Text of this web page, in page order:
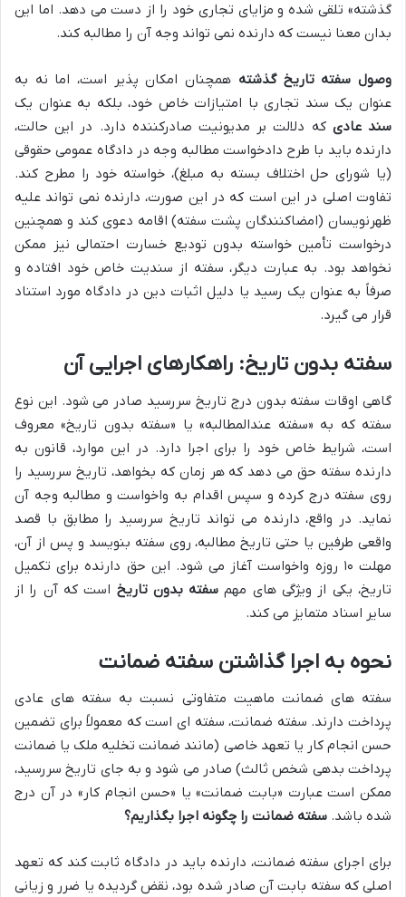
گذشته» تلقی شده و مزایای تجاری خود را از دست می دهد. اما این
بدان معنا نیست که دارنده نمی تواند وجه آن را مطالبه کند.
وصول سفته تاریخ گذشته همچنان امکان پذیر است، اما نه به
عنوان یک سند تجاری با امتیازات خاص خود، بلکه به عنوان یک
سند عادی که دلالت بر مدیونیت صادرکننده دارد. در این حالت،
دارنده باید با طرح دادخواست مطالبه وجه در دادگاه عمومی حقوقی
(یا شورای حل اختلاف بسته به مبلغ)، خواسته خود را مطرح کند.
تفاوت اصلی در این است که در این صورت، دارنده نمی تواند علیه
ظهرنویسان (امضاکنندگان پشت سفته) اقامه دعوی کند و همچنین
درخواست تأمین خواسته بدون تودیع خسارت احتمالی نیز ممکن
نخواهد بود. به عبارت دیگر، سفته از سندیت خاص خود افتاده و
صرفاً به عنوان یک رسید یا دلیل اثبات دین در دادگاه مورد استناد
قرار می گیرد.
سفته بدون تاریخ: راهکارهای اجرایی آن
گاهی اوقات سفته بدون درج تاریخ سررسید صادر می شود. این نوع
سفته که به «سفته عندالمطالبه» یا «سفته بدون تاریخ» معروف
است، شرایط خاص خود را برای اجرا دارد. در این موارد، قانون به
دارنده سفته حق می دهد که هر زمان که بخواهد، تاریخ سررسید را
روی سفته درج کرده و سپس اقدام به واخواست و مطالبه وجه آن
نماید. در واقع، دارنده می تواند تاریخ سررسید را مطابق با قصد
واقعی طرفین یا حتی تاریخ مطالبه، روی سفته بنویسد و پس از آن،
مهلت ۱۰ روزه واخواست آغاز می شود. این حق دارنده برای تکمیل
تاریخ، یکی از ویژگی های مهم سفته بدون تاریخ است که آن را از
سایر اسناد متمایز می کند.
نحوه به اجرا گذاشتن سفته ضمانت
سفته های ضمانت ماهیت متفاوتی نسبت به سفته های عادی
پرداخت دارند. سفته ضمانت، سفته ای است که معمولاً برای تضمین
حسن انجام کار یا تعهد خاصی (مانند ضمانت تخلیه ملک یا ضمانت
پرداخت بدهی شخص ثالث) صادر می شود و به جای تاریخ سررسید،
ممکن است عبارت «بابت ضمانت» یا «حسن انجام کار» در آن درج
شده باشد. سفته ضمانت را چگونه اجرا بگذاریم؟
برای اجرای سفته ضمانت، دارنده باید در دادگاه ثابت کند که تعهد
اصلی که سفته بابت آن صادر شده بود، نقض گردیده یا ضرر و زیانی